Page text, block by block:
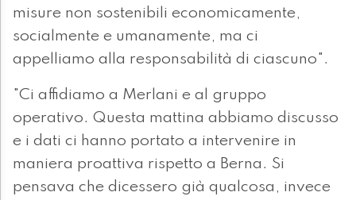
misure non sostenibili economicamente,
socialmente e umanamente, ma ci
appelliamo alla responsabilità di ciascuno".
"Ci affidiamo a Merlani e al gruppo
operativo. Questa mattina abbiamo discusso
e i dati ci hanno portato a intervenire in
maniera proattiva rispetto a Berna. Si
pensava che dicessero già qualcosa, invece